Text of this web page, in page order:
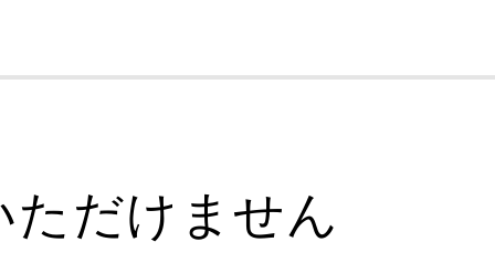
だけません